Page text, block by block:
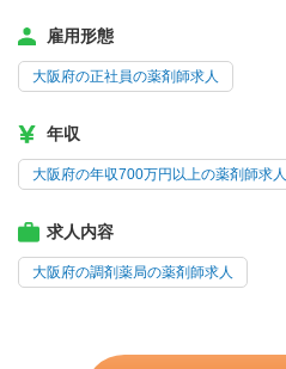
雇用形態
大阪府の正社員の薬剤師求人
年収
大阪府の年収700万円以上の薬剤師求人
求人内容
大阪府の調剤薬局の薬剤師求人